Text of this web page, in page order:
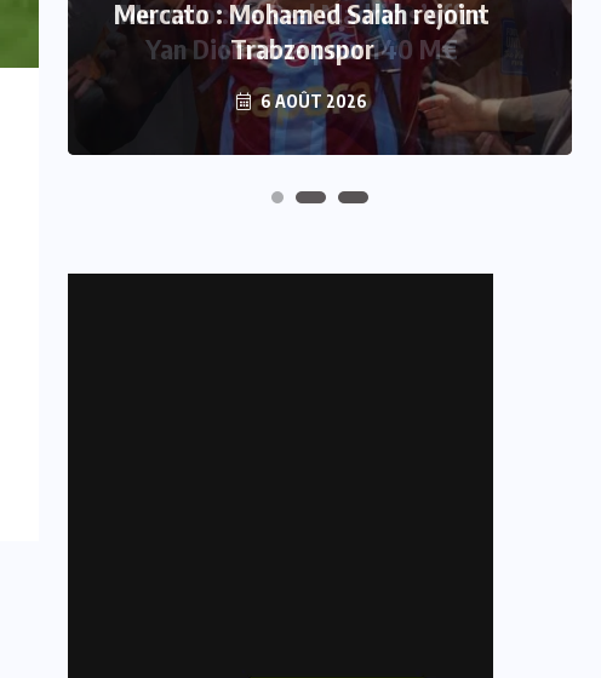
Mercato : Mohamed Salah rejoint
Trabzonspor
6 AOÛT 2026
Mercato : Le Real Madrid s’offre
Yan Diomandé pour 140 M€
6 AOÛT 2026